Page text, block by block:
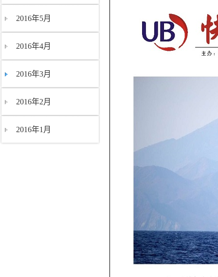
2016年5月
2016年4月
2016年3月
2016年2月
2016年1月